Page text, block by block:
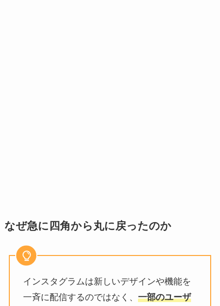
なぜ急に四角から丸に戻ったのか
インスタグラムは新しいデザインや機能を
一斉に配信するのではなく、 一部のユーザ